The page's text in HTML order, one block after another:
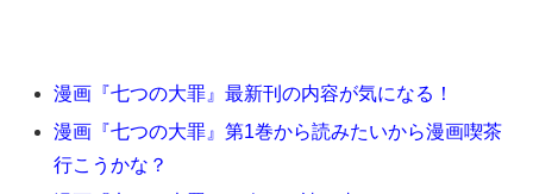
漫画『七つの大罪』最新刊の内容が気になる！
漫画『七つの大罪』第1巻から読みたいから漫画喫茶
行こうかな？